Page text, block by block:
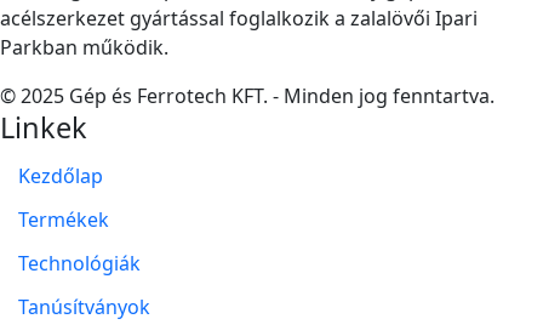
acélszerkezet gyártással foglalkozik a zalalövői Ipari
Parkban működik.
©2025 Gép és Ferrotech KFT. - Minden jog fenntartva.
Linkek
Kezdőlap
Termékek
Technológiák
Tanúsítványok